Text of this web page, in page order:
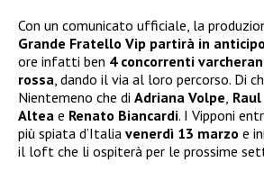
Con un comunicato ufficiale, la
Grande Fratello Vip partirà in anticipo
ore infatti ben 4 concorrenti
rossa, dando il via al loro percorso. Di
Nientemeno che di Adriana Volpe,
Altea e Renato Biancardi. I Vipponi
più spiata d’Italia venerdì 13 marzo e
il loft che li ospiterà per le prossime